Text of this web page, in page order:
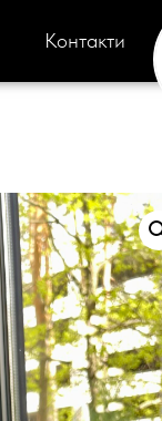
Контакти